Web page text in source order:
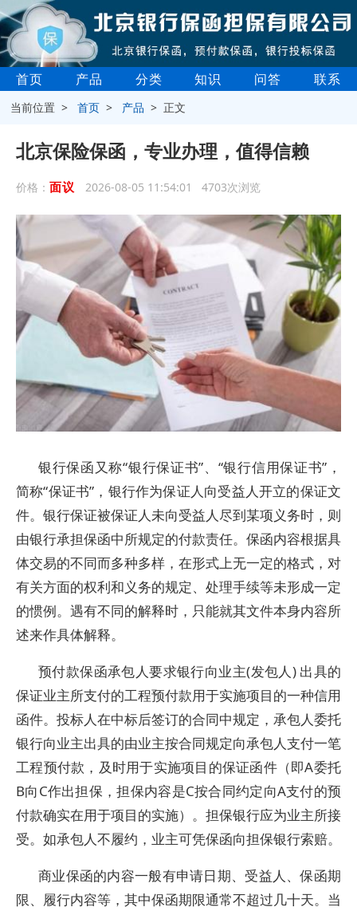
首页 产品 分类 知识 问答 联系
当前位置 >首页 > 产品 > 正文
北京保险保函，专业办理，值得信赖
价格： 面议 2026-08-05 11:54:01 4703次浏览
银行保函又称“银行保证书”、“银行信用保证书”，
简称“保证书”，银行作为保证人向受益人开立的保证文
件。银行保证被保证人未向受益人尽到某项义务时，则
由银行承担保函中所规定的付款责任。保函内容根据具
体交易的不同而多种多样，在形式上无一定的格式，对
有关方面的权利和义务的规定、处理手续等未形成一定
的惯例。遇有不同的解释时，只能就其文件本身内容所
述来作具体解释。
预付款保函承包人要求银行向业主(发包人) 出具的
保证业主所支付的工程预付款用于实施项目的一种信用
函件。投标人在中标后签订的合同中规定，承包人委托
银行向业主出具的由业主按合同规定向承包人支付一笔
工程预付款，及时用于实施项目的保证函件（即A委托
B向C作出担保，担保内容是C按合同约定向A支付的预
付款确实在用于项目的实施）。担保银行应为业主所接
受。如承包人不履约，业主可凭保函向担保银行索赔。
商业保函的内容一般有申请日期、受益人、保函期
限、履行内容等，其中保函期限通常不超过几十天。当